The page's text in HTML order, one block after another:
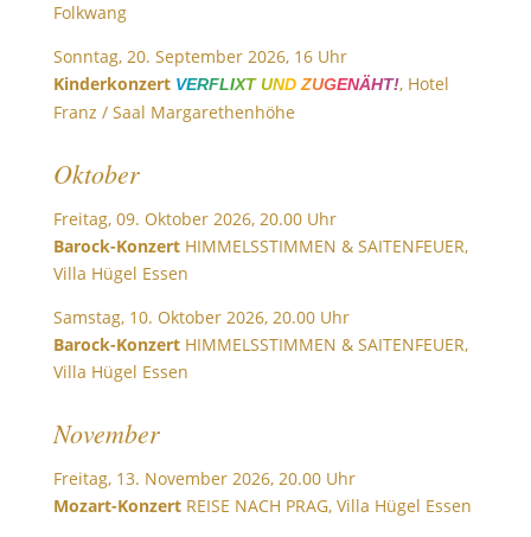
Folkwang
Sonntag, 20. September 2026, 16 Uhr
Kinderkonzert VERFLIXT UND ZUGENÄHT!, Hotel
Franz / Saal Margarethenhöhe
Oktober
Freitag, 09. Oktober 2026, 20.00 Uhr
Barock-KonzertHIMMELSSTIMMEN & SAITENFEUER,
Villa Hügel Essen
Samstag, 10. Oktober 2026, 20.00 Uhr
Barock-KonzertHIMMELSSTIMMEN & SAITENFEUER,
Villa Hügel Essen
November
Freitag, 13. November 2026, 20.00 Uhr
Mozart-KonzertREISE NACH PRAG, Villa Hügel Essen